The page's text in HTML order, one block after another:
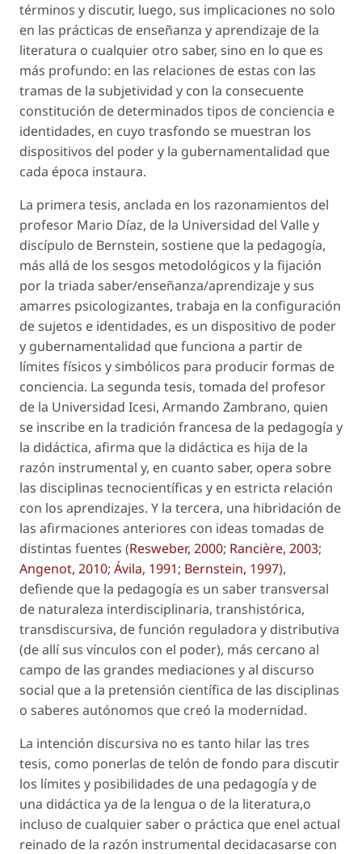
términos y discutir, luego, sus implicaciones no solo
en las prácticas de enseñanza y aprendizaje de la
literatura o cualquier otro saber, sino en lo que es
más profundo: en las relaciones de estas con las
tramas de la subjetividad y con la consecuente
constitución de determinados tipos de conciencia e
identidades, en cuyo trasfondo se muestran los
dispositivos del poder y la gubernamentalidad que
cada época instaura.
La primera tesis, anclada en los razonamientos del
profesor Mario Díaz, de la Universidad del Valle y
discípulo de Bernstein, sostiene que la pedagogía,
más allá de los sesgos metodológicos y la fijación
por la triada saber/enseñanza/aprendizajey sus
amarres psicologizantes, trabaja en la configuración
de sujetos e identidades, es un dispositivo de poder
y gubernamentalidad que funciona a partir de
límites físicos y simbólicos para producir formas de
conciencia. La segunda tesis, tomada del profesor
de la Universidad Icesi, Armando Zambrano, quien
se inscribe en la tradición francesa de la pedagogía y
la didáctica, afirma que la didáctica es hija de la
razón instrumental y, en cuanto saber, opera sobre
las disciplinas tecnocientíficas y en estricta relación
con los aprendizajes. Y la tercera, una hibridación de
las afirmaciones anteriores con ideas tomadas de
distintas fuentes (Resweber, 2000; Rancière, 2003;
Angenot, 2010; Ávila, 1991; Bernstein, 1997),
defiende que la pedagogía es un saber transversal
de naturaleza interdisciplinaria, transhistórica,
transdiscursiva, de función reguladora y distributiva
(de allí sus vínculos con el poder), más cercano al
campo de las grandes mediaciones y al discurso
social que a la pretensión científica de las disciplinas
o saberes autónomos que creó la modernidad.
La intención discursiva no es tanto hilar las tres
tesis, como ponerlas de telón de fondo para discutir
los límites y posibilidades de una pedagogía y de
una didáctica ya de la lengua o de la literatura,o
incluso de cualquier saber o práctica que enel actual
reinado de la razón instrumental decidacasarse con